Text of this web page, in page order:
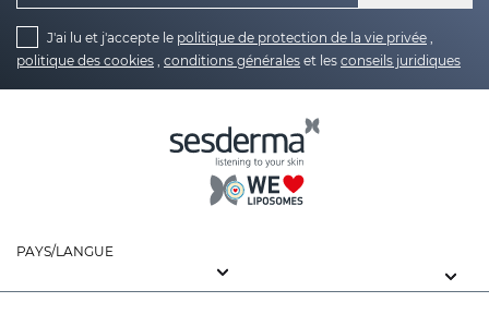
J'ai lu et j'accepte le politique de protection de la vie privée
politique des cookies conditions générales et les conseils juridiques
PAYS/LANGUE